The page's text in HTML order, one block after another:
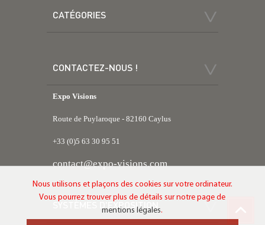
CATÉGORIES
CONTACTEZ-NOUS !
Expo Visions
Route de Puylaroque - 82160 Caylus
+33 (0)5 63 30 95 51
contact@expo-visions.com
SYSTÈMES D'EXPOSITION
Nous utilisons et plaçons des cookies sur votre ordinateur.
Vous pourrez trouver plus de détails sur notre page de
mentions légales.